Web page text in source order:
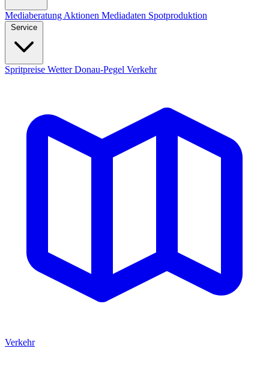
Mediaberatung Aktionen Mediadaten Spotproduktion
Service
Spritpreise WetterDonau-Pegel Verkehr
Verkehr